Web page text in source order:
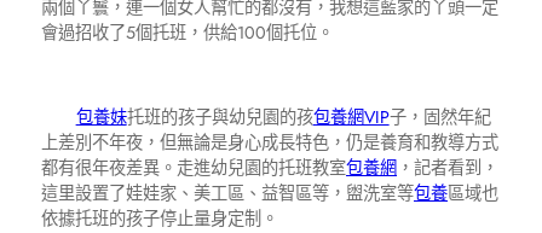
兩個丫鬟，連一個女人幫忙的都沒有，我想這藍家的丫頭一定
會過招收了5個托班，供給100個托位。
包養妹托班的孩子與幼兒園的孩包養網VIP子，固然年紀
上差別不年夜，但無論是身心成長特色，仍是養育和教導方式
都有很年夜差異。走進幼兒園的托班教室包養網 ，記者看到，
這里設置了娃娃家、美工區、益智區等，盥洗室等包養區域也
依據托班的孩子停止量身定制。